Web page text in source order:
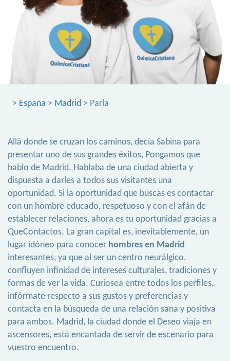
> España > Madrid > Parla
Allá donde se cruzan los caminos, decía Sabina para
presentar uno de sus grandes éxitos, Pongamos que
hablo de Madrid. Hablaba de una ciudad abierta y
dispuesta a darles a todos sus visitantes una
oportunidad. Si la oportunidad que buscas es contactar
con un hombre educado, respetuoso y con el afán de
establecer relaciones, ahora es tu oportunidad gracias a
QueContactos. La gran capital es, inevitablemente, un
lugar idóneo para conocer hombres en Madrid
interesantes, ya que al ser un centro neurálgico,
confluyen infinidad de intereses culturales, tradiciones y
formas de ver la vida. Curiosea entre todos los perfiles,
infórmate respecto a sus gustos y preferencias y
contacta en la búsqueda de una relación sana y positiva
para ambos. Madrid, la ciudad donde el Deseo viaja en
ascensores, está encantada de servir de escenario para
vuestro encuentro.